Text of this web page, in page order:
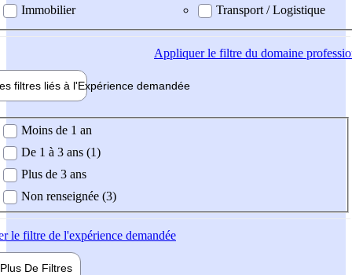
Immobilier
Transport / Logistique
Appliquerle filtre du domaine
filtres liés à l'Expérience demandée
demandée
Moins de 1 an
De 1 à 3 ans (1)
Plus de 3 ans
Non renseignée (3)
le filtre de l'expérience demandée
Plus De Filtres